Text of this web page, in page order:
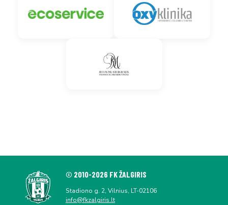
© 2010-2026 FK ŽALGIRIS
Stadiono g. 2, Vilnius, LT-02106
info@fkzalgiris.lt